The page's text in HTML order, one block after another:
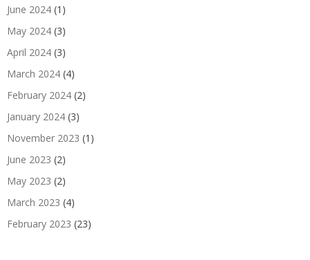
June 2024 (1)
May 2024 (3)
April 2024 (3)
March 2024 (4)
February 2024 (2)
January 2024 (3)
November 2023 (1)
June 2023 (2)
May 2023 (2)
March 2023 (4)
February 2023 (23)